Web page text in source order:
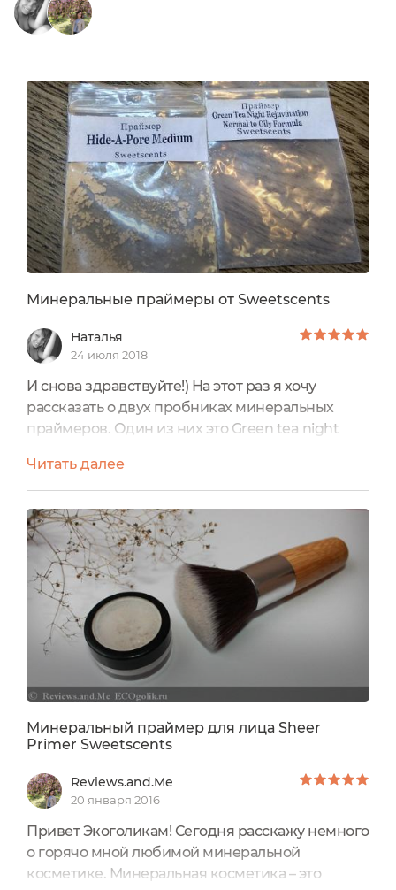
Минеральные праймеры от Sweetscents
Наталья
24 июля 2018
И снова здравствуйте!) На этот раз я хочу
рассказать о двух пробниках минеральных
праймеров. Один из них это Green tea night
сокрытия пор Hide-A-Pore medium.
Конечно,когда я решила переходить на
органику я стала искать варианты
декоративки.Ведь с уходом все более менее
просто.И вот тут я выяснила,что можно заказать
пробники по 0,3 г каждого продукта.Цена...
Читать далее
Минеральный праймер для лица Sheer
Primer Sweetscents
Reviews.and.Me
20 января 2016
Привет Экоголикам! Сегодня расскажу немного
о горячо мной любимой минеральной
косметике. Минеральная косметика – это